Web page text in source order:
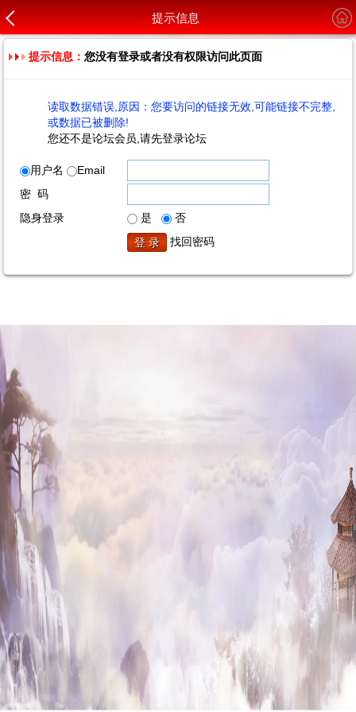
提示信息
提示信息：您没有登录或者没有权限访问此页面
读取数据错误,原因：您要访问的链接无效,可能链接不完整,
或数据已被删除!
您还不是论坛会员,请先登录论坛
用户名
Email
密 码
隐身登录
是
否
找回密码